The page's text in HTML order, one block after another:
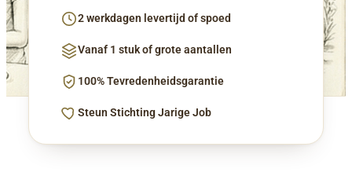
2 werkdagen levertijd of spoed
Vanaf 1 stuk of grote aantallen
100% Tevredenheidsgarantie
Steun Stichting Jarige Job